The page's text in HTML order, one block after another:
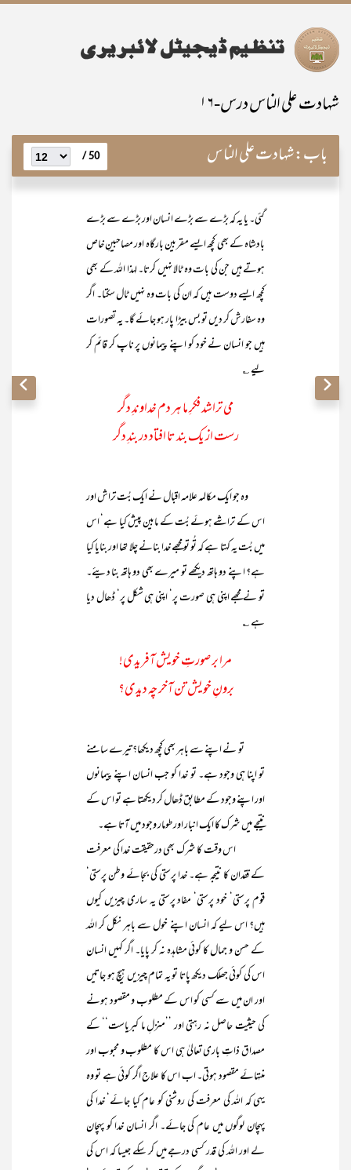
شہادت علی الناس درس-۱۶
باب:شہادت علی الناس 50 /
گئی۔ یا یہ کہ بڑے سے بڑے انسان اور بڑے سے بڑے
بادشاہ کے بھی کچھ ایسے مقربین بارگاہ اور مصاحبینِ خاص
ہوتے ہیں جن کی بات وہ ٹالا نہیں کرتا۔ لہذا اللہ کے بھی
کچھ ایسے دوست ہیں کہ ان کی بات وہ نہیں ٹال سکتا۔ اگر
وہ سفارش کر دیں تو بس بیڑا پار ہو جائے گا۔ یہ تصورات
ہیں جو انسان نے خود کو اپنے پیمانوں پر ناپ کر قائم کر
لیے ؎
می تراشد فکرِ ما ہر دم خداوندِ دگر
رست از یک بند تا افتاد در بندِ دگر
وہ جو ایک مکالمہ علامہ اقبال نے ایک بُت تراش اور
اس کے تراشے ہوئے بُت کے مابین پیش کیا ہے‘ اس
میں بُت یہ کہتا ہے کہ تُو تو مجھے خدا بنانے چلا تھا اور بنایا کیا
ہے؟ اپنے دو ہاتھ دیکھے تو میرے بھی دو ہاتھ بنا دیئے۔
تو نے مجھے اپنی ہی صورت پر‘ اپنی ہی شکل پر‘ ڈھال دیا
ہے ؎
مرا بر صورتِ خویش آفریدی!
برونِ خویش تن آخر چہ دیدی؟
تو نے اپنے سے باہر بھی کچھ دیکھا؟ تیرے سامنے
تو اپنا ہی وجود ہے۔ تو خدا کو جب انسان اپنے پیمانوں
اور اپنے وجود کے مطابق ڈھال کر دیکھتا ہے تو اس کے
نتیجے میں شرک کا ایک انبار اور طومار وجود میں آتا ہے۔
اس وقت کا شرک بھی درحقیقت خدا کی معرفت
کے فقدان کا نتیجہ ہے۔ خدا پرستی کی بجائے وطن پرستی‘
قوم پرستی‘ خود پرستی‘ مفاد پرستی یہ ساری چیزیں کیوں
ہیں؟ اس لیے کہ انسان اپنے خول سے باہر نکل کر اللہ
کے حسن و جمال کا کوئی مشاہدہ نہ کر پایا۔ اگر کہیں انسان
اس کی کوئی جھلک دیکھ پاتا تو یہ تمام چیزیں ہیچ ہو جاتیں
اور ان میں سے کسی کو اس کے مطلوب و مقصود ہونے
کی حیثیت حاصل نہ رہتی اور ’’منزلِ ما کبریاست‘‘ کے
مصداق ذاتِ باری تعالیٰ ہی اس کا مطلوب و محبوب اور
منتہائے مقصود ہوتی۔ اب اس کا علاج اگر کوئی ہے تو وہ
یہی کہ اللہ کی معرفت کی روشنی کو عام کیا جائے‘ خدا کی
پہچان لوگوں میں عام کی جائے۔ اگر انسان خدا کو پہچان
لے اور اللہ کی قدر کسی درجے میں کر سکے جیسا کہ اس کی